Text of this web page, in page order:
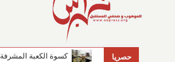
حصريا كسوة الكعبة المشرفة
مقالات اجتماعية